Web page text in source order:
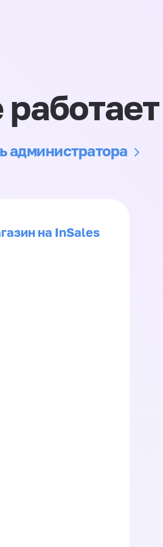
администратора
на InSales